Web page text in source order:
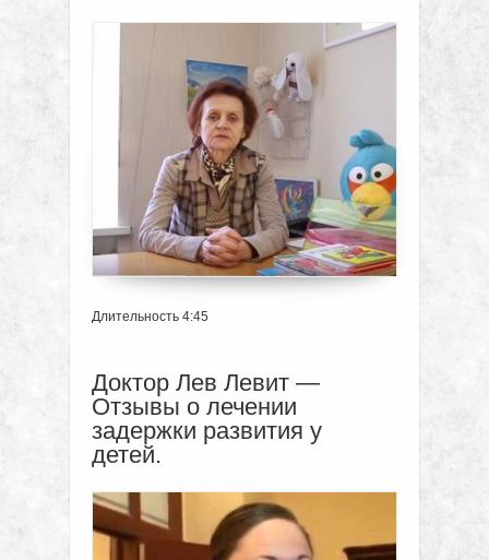
Длительность 4:45
Доктор Лев Левит —
Отзывы о лечении
задержки развития у
детей.